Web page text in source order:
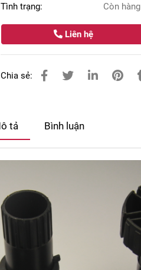
Tình trạng: Còn hàng
Liên hệ
Chia sẻ:
tả Bình luận